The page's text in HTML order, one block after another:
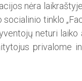
nėra
tinklo
neturi
privalome